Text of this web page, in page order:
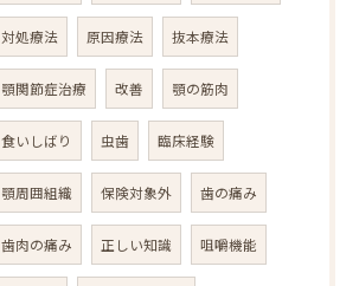
対処療法 原因療法 抜本療法
顎関節症治療 改善 顎の筋肉
食いしばり 虫歯 臨床経験
顎周囲組織 保険対象外 歯の痛み
歯肉の痛み 正しい知識 咀嚼機能